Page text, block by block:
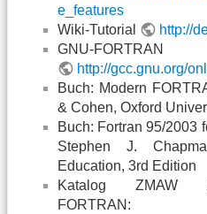
e_features
Wiki-Tutorial
http://
GNU-
http://gcc.gnu.org/
Buch: Modern
& Cohen, Oxford
Buch: Fortran 95/2003
Stephen J.
Education, 3rd Edition
Katalog ZMAW